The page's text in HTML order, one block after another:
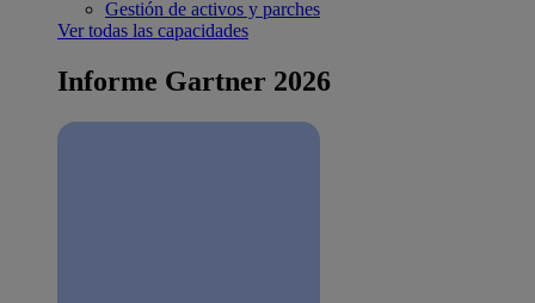
Gestión de activos y parches
Ver todas las capacidades
Informe Gartner 2026